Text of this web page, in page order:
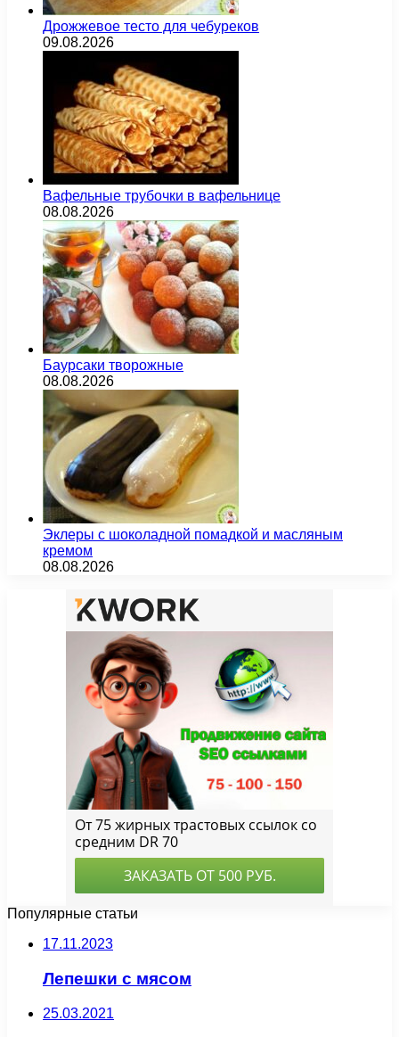
Дрожжевое тесто для чебуреков
09.08.2026
Вафельные трубочки в вафельнице
08.08.2026
Баурсаки творожные
08.08.2026
Эклеры с шоколадной помадкой и масляным
кремом
08.08.2026
Популярные статьи
17.11.2023
Лепешки с мясом
25.03.2021